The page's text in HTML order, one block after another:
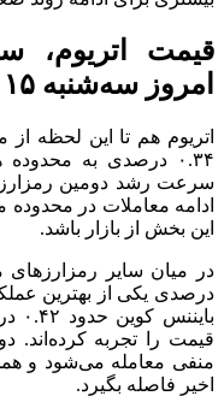
قیمت اتریوم،
امروز سه‌شنبه ۱۵ تیرماه ۱۴۰۵
اتریوم هم تا این لحظه
سرعت رشد دومین رمزارز
ادامه معاملات در محدوده
این بخش از بازار باشد.
در میان سایر رمزارزهای
درصدی یکی از بهترین
قیمت را تجربه کرده‌اند.
منفی معامله می‌شود و
اخیر فاصله بگیرد.